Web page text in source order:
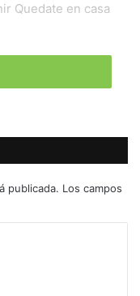
Quedate en casa
publicada. Los campos